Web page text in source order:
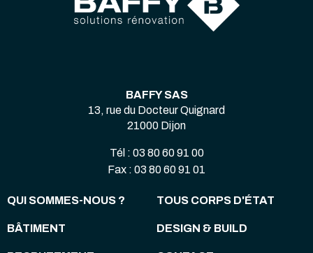
BAFFY SAS
13, rue du Docteur Quignard
21000 Dijon
Tél : 03 80 60 91 00
Fax : 03 80 60 91 01
QUI SOMMES-NOUS ? TOUS CORPS D'ÉTAT
BÂTIMENT DESIGN & BUILD